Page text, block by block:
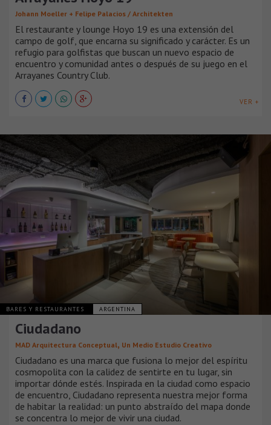
Johann Moeller + Felipe Palacios / Architekten
El restaurante y lounge Hoyo 19 es una extensión del
campo de golf, que encarna su significado y carácter. Es un
refugio para golfistas que buscan un nuevo espacio de
encuentro y comunidad antes o después de su juego en el
Arrayanes Country Club.
VER +
BARES Y RESTAURANTES ARGENTINA
Ciudadano
MAD Arquitectura Conceptual, Un Medio Estudio Creativo
Ciudadano es una marca que fusiona lo mejor del espíritu
cosmopolita con la calidez de sentirte en tu lugar, sin
importar dónde estés. Inspirada en la ciudad como espacio
de encuentro, Ciudadano representa nuestra mejor forma
de habitar la realidad: un punto abstraído del mapa donde
se concentra lo mejor de vivir una ciudad.